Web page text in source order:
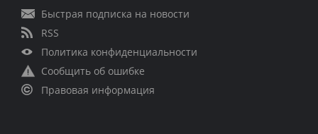
Быстрая подписка на новости
RSS
Политика конфиденциальности
Сообщить об ошибке
Правовая информация